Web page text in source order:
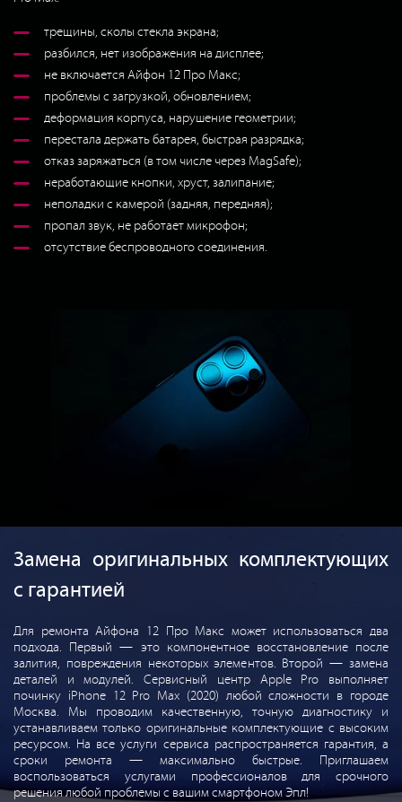
трещины, сколы стекла экрана;
разбился, нет изображения на дисплее;
не включается Айфон 12 Про Макс;
проблемы с загрузкой, обновлением;
деформация корпуса, нарушение геометрии;
перестала держать батарея, быстрая разрядка;
отказ заряжаться (в том числе через MagSafe);
неработающие кнопки, хруст, залипание;
неполадки с камерой (задняя, передняя);
пропал звук, не работает микрофон;
отсутствие беспроводного соединения.
Замена оригинальных комплектующих
с гарантией
Для ремонта Айфона 12 Про Макс может использоваться два
подхода. Первый — это компонентное восстановление после
залития, повреждения некоторых элементов. Второй — замена
деталей и модулей. Сервисный центр Apple Pro выполняет
починку iPhone 12 Pro Max (2020) любой сложности в городе
Москва. Мы проводим качественную, точную диагностику и
устанавливаем только оригинальные комплектующие с высоким
ресурсом. На все услуги сервиса распространяется гарантия, а
сроки ремонта — максимально быстрые. Приглашаем
воспользоваться услугами профессионалов для срочного
решения любой проблемы с вашим смартфоном Эпл!